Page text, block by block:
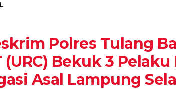
Tulang
Bawang
UNIT
REAKSI
CEPAT
(URC)
Polres Tulang
(URC) Bekuk 3
Asal Lampung